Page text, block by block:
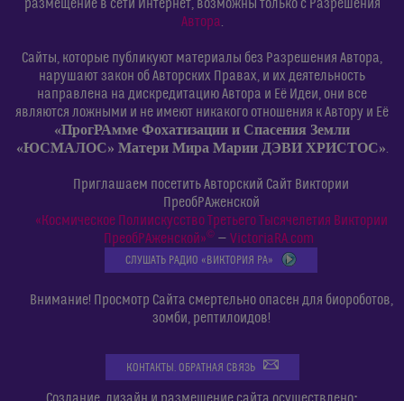
Автора
Сайты, которые публикуют материалы без Разрешения Автора,
нарушают закон об Авторских Правах, и их деятельность
направлена на дискредитацию Автора и Её Идеи, они все
являются ложными и не имеют никакого отношения к Автору и Её
«ПрогРАмме Фохатизации и Спасения Земли
«ЮСМАЛОС» Матери Мира Марии ДЭВИ ХРИСТОС»
Приглашаем посетить Авторский Сайт Виктории
ПреобРАженской
«Космическое Полиискусство Третьего Тысячелетия Виктории
ПреобРАженской»©— VictoriaRA.com
СЛУШАТЬ РАДИО «ВИКТОРИЯ РА»
Внимание! Просмотр Сайта смертельно опасен для биороботов,
зомби, рептилоидов!
КОНТАКТЫ. ОБРАТНАЯ СВЯЗЬ